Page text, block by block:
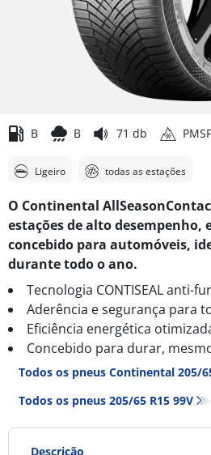
B B 71 db PMSF
Ligeiro todas as estações
O Continental
estações de alto desempenho,
concebido para automóveis,
durante todo o ano.
Tecnologia CONTISEAL anti-
Aderência e segurança para
Eficiência energética
Concebido para durar,
Todos os pneus Continental 205/
Todos os pneus‎ 205/65 R15 99V
Descrição